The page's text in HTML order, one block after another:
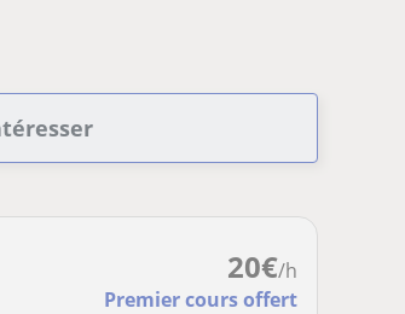
20€/h
Premier cours offert